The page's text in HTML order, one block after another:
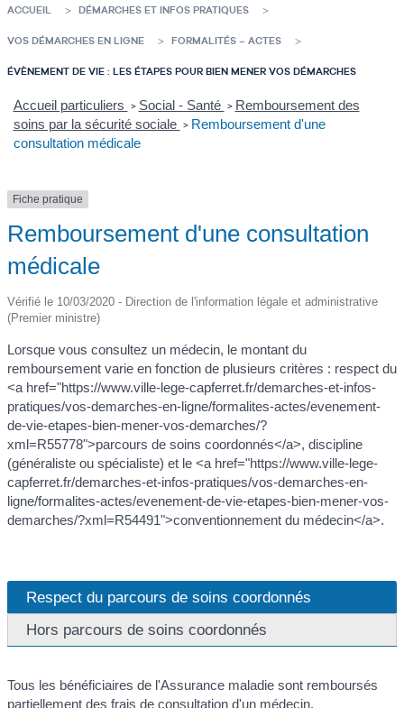
ACCUEIL DÉMARCHES ET INFOS PRATIQUES
VOS DÉMARCHES EN LIGNE FORMALITÉS – ACTES
ÉVÈNEMENT DE VIE : LES ÉTAPES POUR BIEN MENER VOS DÉMARCHES
Accueil particuliers > Social - Santé > Remboursement des
soins par la sécurité sociale > Remboursement d'une
consultation médicale
Fiche pratique
Remboursement d'une consultation
médicale
Vérifié le 10/03/2020 - Direction de l'information légale et administrative
(Premier ministre)
Lorsque vous consultez un médecin, le montant du
remboursement varie en fonction de plusieurs critères : respect du
<a href="https://www.ville-lege-capferret.fr/demarches-et-infos-
pratiques/vos-demarches-en-ligne/formalites-actes/evenement-
de-vie-etapes-bien-mener-vos-demarches/?
xml=R55778">parcours de soins coordonnés</a>, discipline
(généraliste ou spécialiste) et le <a href="https://www.ville-lege-
capferret.fr/demarches-et-infos-pratiques/vos-demarches-en-
ligne/formalites-actes/evenement-de-vie-etapes-bien-mener-vos-
demarches/?xml=R54491">conventionnement du médecin</a>.
Respect du parcours de soins coordonnés
Hors parcours de soins coordonnés
Tous les bénéficiaires de l'Assurance maladie sont remboursés
partiellement des frais de consultation d'un médecin.